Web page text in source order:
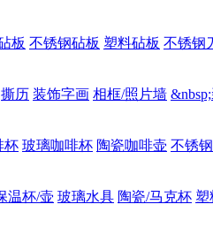
板 不锈钢砧板 塑料砧板 不锈钢
撕历 装饰字画 相框/照片墙
杯 玻璃咖啡杯 陶瓷咖啡壶 不锈
温杯/壶 玻璃水具 陶瓷/马克杯 塑